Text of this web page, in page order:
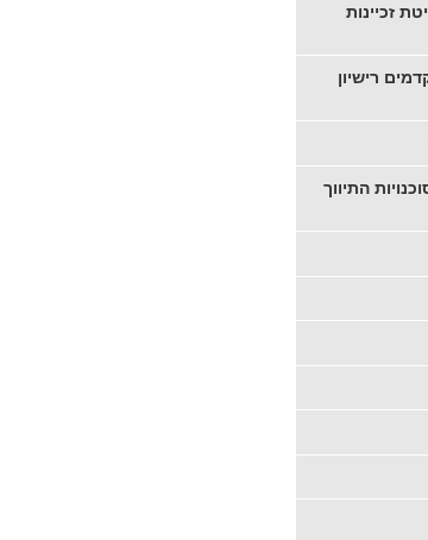
זכיינות
רישיון
התיווך